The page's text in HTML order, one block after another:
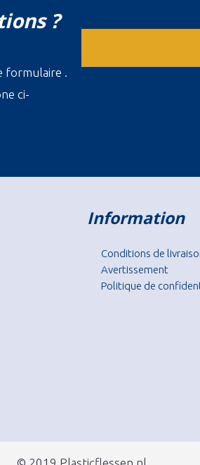
?
formulaire .
ci-
Information
Conditions de
Avertissement
Politique de